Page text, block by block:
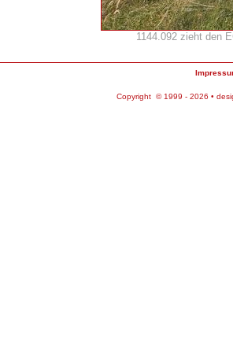
1144.092 zieht den
Copyright © 1999 - 2026 •